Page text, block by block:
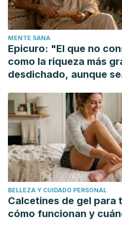
https://doi.org/10.3909/riu0558
Possover, M., & Forman, A.
Associated with Pudendal
Bladder Dysfunction Reports.
https://doi.org/10.1007/s11884-
MENTE SANA
Epicuro: "El que no
como la riqueza más
desdichado, aunque
BELLEZA Y CUIDADO PERSONAL
Calcetines de gel para
cómo funcionan y